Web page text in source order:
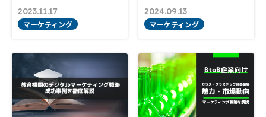
2023.11.17
マーケティング
2024.09.13
マーケティング